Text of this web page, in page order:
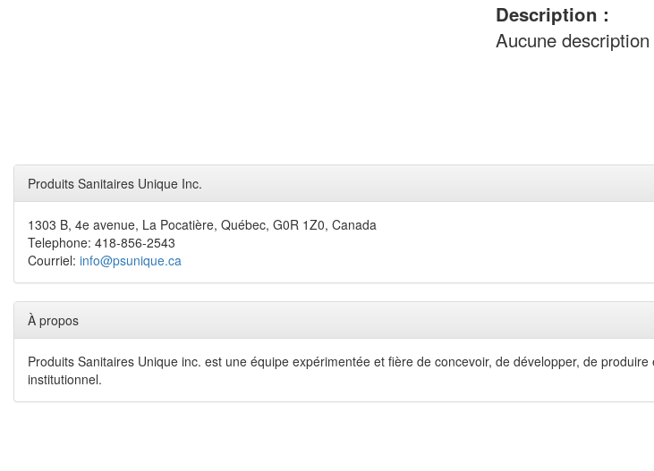
Description :
Aucune description
Produits Sanitaires Unique Inc.
1303 B, 4e avenue, La Pocatière, Québec, G0R 1Z0, Canada
Telephone: 418-856-2543
Courriel: info@psunique.ca
À propos
Produits Sanitaires Unique inc. est une équipe expérimentée et fière de concevoir, de développer, de
institutionnel.